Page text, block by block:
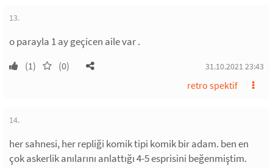
13.
o parayla 1 ay geçicen aile var .
(1) (0) 31.10.2021 23:43
retro spektif
14.
her sahnesi, her repliği komik tipi komik bir adam. ben en
çok askerlik anılarını anlattığı 4-5 esprisini beğenmiştim.